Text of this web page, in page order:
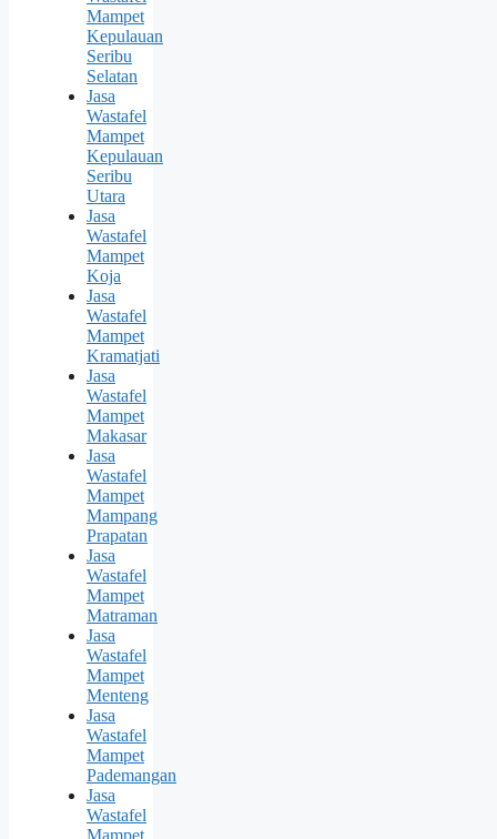
Mampet
Kepulauan
Seribu
Selatan
Jasa
Wastafel
Mampet
Kepulauan
Seribu
Utara
Jasa
Wastafel
Mampet
Koja
Jasa
Wastafel
Mampet
Kramatjati
Jasa
Wastafel
Mampet
Makasar
Jasa
Wastafel
Mampet
Mampang
Prapatan
Jasa
Wastafel
Mampet
Matraman
Jasa
Wastafel
Mampet
Menteng
Jasa
Wastafel
Mampet
Pademangan
Jasa
Wastafel